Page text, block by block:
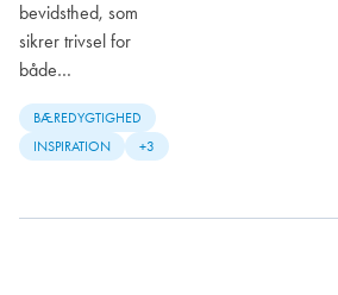
bevidsthed, som
sikrer trivsel for
både…
BÆREDYGTIGHED
INSPIRATION
+3